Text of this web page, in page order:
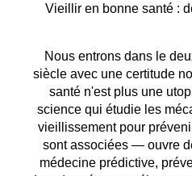
Vieillir en bonne santé :
Nous entrons dans le
siècle avec une certitude
santé n'est plus une
science qui étudie les
vieillissement pour
sont associées — ouvre
médecine prédictive,